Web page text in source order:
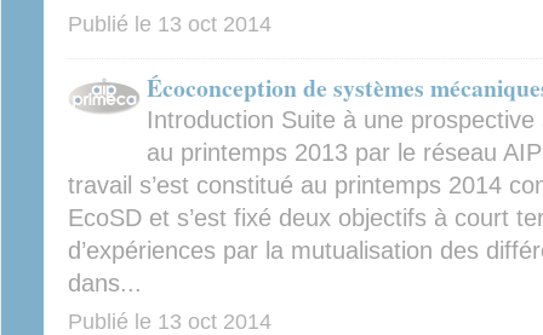
Publié le 13 oct 2014
Écoconception de systèmes
Introduction Suite à une prospective
au printemps 2013 par le réseau
travail s’est constitué au printemps 2014
EcoSD et s’est fixé deux objectifs à court
d’expériences par la mutualisation des
dans...
Publié le 13 oct 2014